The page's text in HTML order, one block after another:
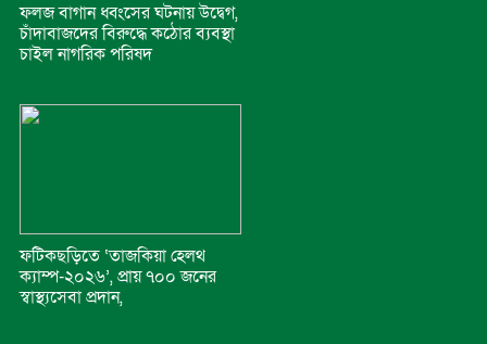
ফলজ বাগান ধ্বংসের ঘটনায় উদ্বেগ,
চাঁদাবাজদের বিরুদ্ধে কঠোর ব্যবস্থা
চাইল নাগরিক পরিষদ
ফটিকছড়িতে ‘তাজকিয়া হেলথ
ক্যাম্প-২০২৬’, প্রায় ৭০০ জনের
স্বাস্থ্যসেবা প্রদান,